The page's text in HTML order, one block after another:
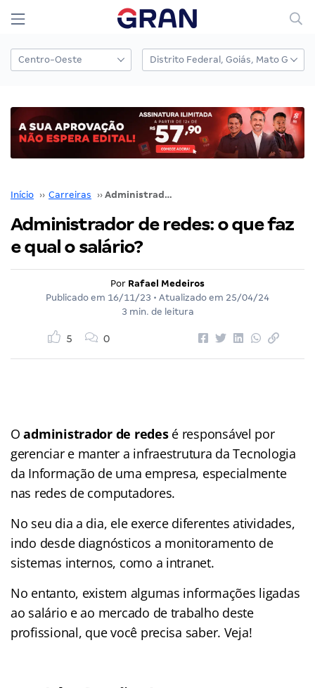
Início ›› Carreiras ›› Administrador de redes: o que faz e qual o salário?
Administrador de redes: o que faz
e qual o salário?
Por Rafael Medeiros
Publicado em 16/11/23 • Atualizado em 25/04/24
3 min. de leitura
5 0
Oadministrador de redesé responsável por
gerenciar e manter a infraestrutura da Tecnologia
da Informação de uma empresa, especialmente
nas redes de computadores.
No seu dia a dia, ele exerce diferentes atividades,
indo desde diagnósticos a monitoramento de
sistemas internos, como a intranet.
No entanto, existem algumas informações ligadas
ao salário e ao mercado de trabalho deste
profissional, que você precisa saber. Veja!